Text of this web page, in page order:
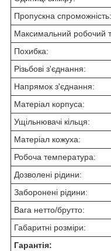
Пропускна спроможність:
Максимальний робочий
Похибка:
Різьбові з'єднання:
Напрямок з'єднання:
Матеріал корпуса:
Ущільнювачі кільця:
Матеріал кожуха:
Робоча температура:
Дозволені рідини:
Заборонені рідини:
Вага нетто/брутто:
Габаритні розміри:
Гарантія: